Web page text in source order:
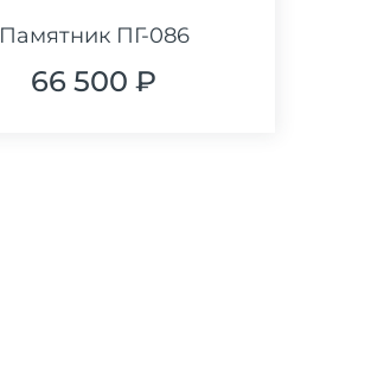
Памятник ПГ-086
66 500 ₽